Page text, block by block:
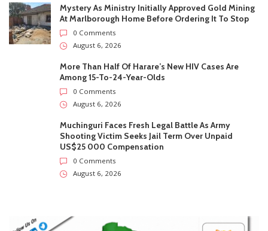
Mystery As Ministry Initially Approved Gold Mining
At Marlborough Home Before Ordering It To Stop
0 Comments
August 6, 2026
More Than Half Of Harare’s New HIV Cases Are
Among 15-To-24-Year-Olds
0 Comments
August 6, 2026
Muchinguri Faces Fresh Legal Battle As Army
Shooting Victim Seeks Jail Term Over Unpaid
US$25 000 Compensation
0 Comments
August 6, 2026